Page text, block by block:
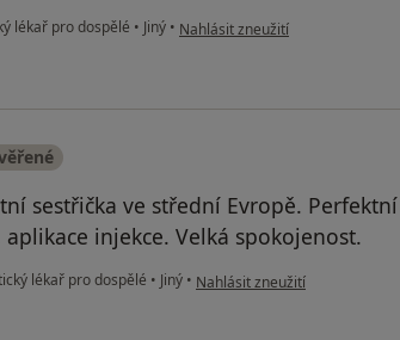
lékař pro dospělé • Jiný • podle názoru uživatele Jiří Souček
Nahlásit zneužití
sestřička ve střední Evropě.
injekce. Velká spokojenost.
lékař pro dospělé • Jiný • podle názoru uživatele V. V.
Nahlásit zneužití